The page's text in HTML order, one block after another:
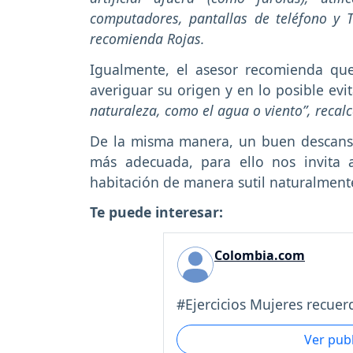
computadores, pantallas de teléfono y
recomienda Rojas.
Igualmente, el asesor recomienda
averiguar su origen y en lo posible
naturaleza, como el agua o viento”,
De la misma manera, un buen
más adecuada, para ello nos
habitación de manera sutil
Te puede interesar:
Colombia.com
#Ejercicios Mujeres
Ver